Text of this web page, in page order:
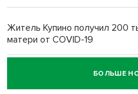
Житель Купино получил 200
матери от COVID-19
Новосибирский суд наказал
пенсионерки на вокзале
БОЛЬШЕ